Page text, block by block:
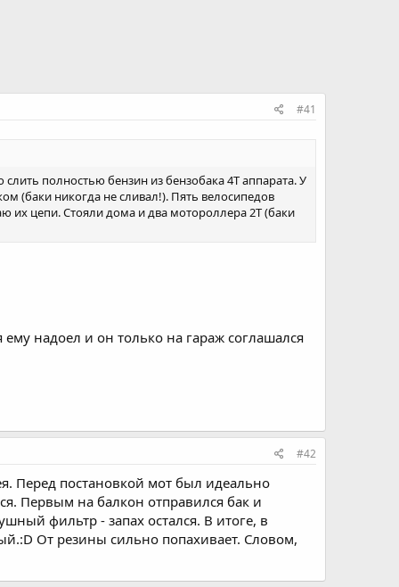
#41
полностью бензин из бензобака 4Т аппарата. У
(баки никогда не сливал!). Пять велосипедов
их цепи. Стояли дома и два мотороллера 2Т (баки
надоел и он только на гараж соглашался
#42
Перед постановкой мот был идеально
Первым на балкон отправился бак и
фильтр - запах остался. В итоге, в
От резины сильно попахивает. Словом,